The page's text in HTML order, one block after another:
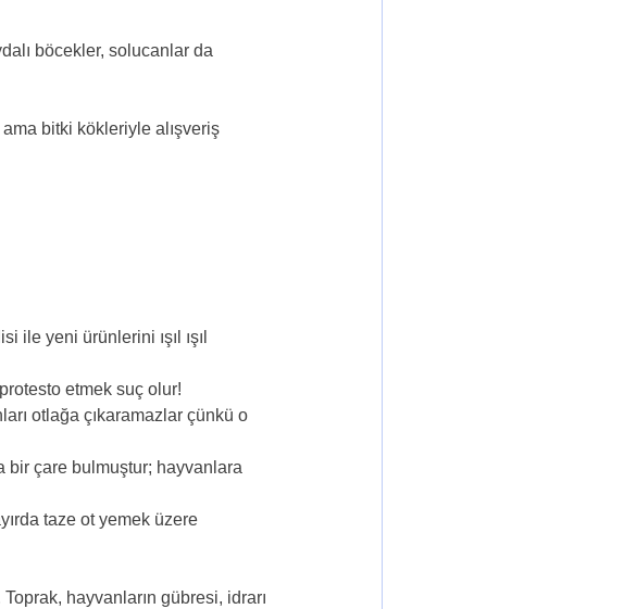
böcekler, solucanlar da
bitki kökleriyle alışveriş
ile yeni ürünlerini ışıl ışıl
etmek suç olur!
otlağa çıkaramazlar çünkü o
bir çare bulmuştur; hayvanlara
taze ot yemek üzere
hayvanların gübresi, idrarı